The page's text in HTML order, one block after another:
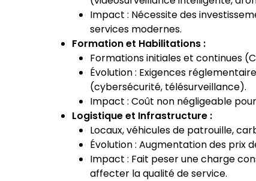
Impact : Nécessite des
services modernes.
Formation et Habilitations :
Formations initiales et continues
Évolution : Exigences
(cybersécurité, télésurveillance).
Impact : Coût non négligeable
Logistique et Infrastructure :
Locaux, véhicules de patrouille,
Évolution : Augmentation des prix
Impact : Fait peser une charge
affecter la qualité de service.